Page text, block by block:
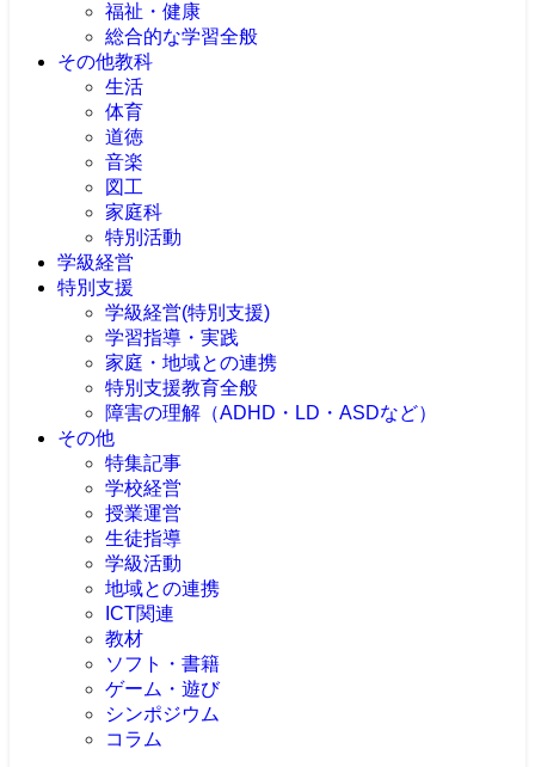
福祉・健康
総合的な学習全般
その他教科
生活
体育
道徳
音楽
図工
家庭科
特別活動
学級経営
特別支援
学級経営(特別支援)
学習指導・実践
家庭・地域との連携
特別支援教育全般
障害の理解（ADHD・LD・ASDなど）
その他
特集記事
学校経営
授業運営
生徒指導
学級活動
地域との連携
ICT関連
教材
ソフト・書籍
ゲーム・遊び
シンポジウム
コラム